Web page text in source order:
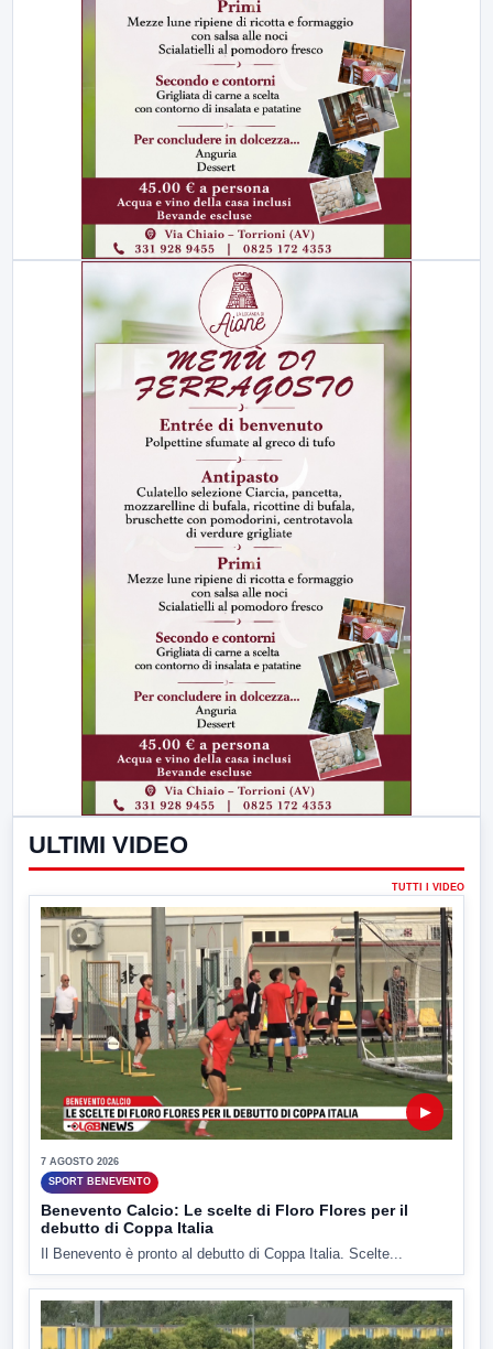
ULTIMI VIDEO
TUTTI I VIDEO
▶
7 AGOSTO 2026
SPORT BENEVENTO
Benevento Calcio: Le scelte di Floro Flores per il
debutto di Coppa Italia
Il Benevento è pronto al debutto di Coppa Italia. Scelte...